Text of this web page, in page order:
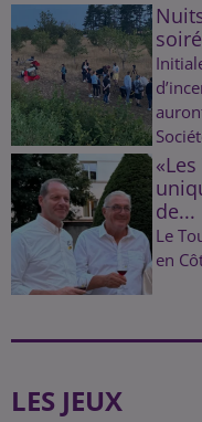
de...
Le
en
LES JEUX